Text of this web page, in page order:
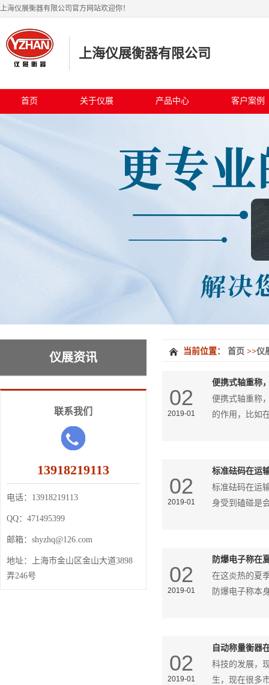
上海仪展衡器有限公司官方网站欢迎你！
上海仪展衡器有限公司
首页 关于仪展 产品中心 客户案例
仪展资讯
联系我们
13918219113
电话： 13918219113
QQ： 471495399
邮箱： shyzhq@126.com
地址：
上海市金山区金山大道3898
弄246号
当前位置： 首页 >>仪
02
2019-01
便携式轴重称
便携式轴重称
的作用，比如
02
2019-01
标准砝码在运
标准砝码在运
身受到磕碰是
02
2019-01
防爆电子称在
在这炎热的夏
防爆电子称本
02
2019-01
自动称量衡器
科技的发展，
生，现在很多